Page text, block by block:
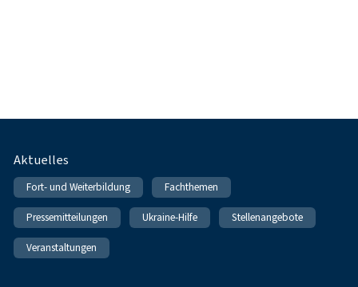
Fußnavigation
Aktuelles
Fort- und Weiterbildung Fachthemen
Pressemitteilungen Ukraine-Hilfe Stellenangebote
Veranstaltungen